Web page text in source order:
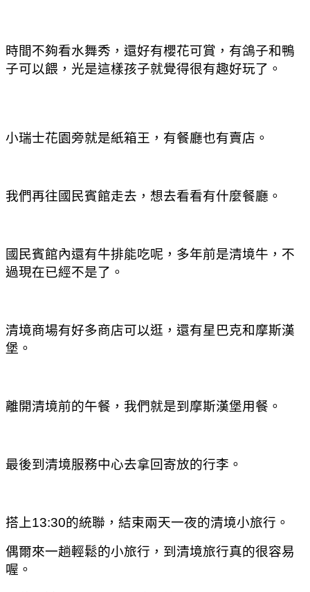
時間不夠看水舞秀 ， 還好有櫻花可賞 ，有鴿子和鴨
子可以餵 ，光是這樣孩子就覺得很有趣好玩了。
小瑞士花園旁就是紙箱王 ，有餐廳也有賣店。
我們再往國民賓館走去 ，想去看看有什麼餐廳。
國民賓館內還有牛排能吃呢 ，多年前是清境牛 ，不
過現在已經不是了。
清境商場有好多商店可以逛 ，還有星巴克和摩斯漢
堡。
離開清境前的午餐 ，我們就是到摩斯漢堡用餐。
最後到清境服務中心去拿回寄放的行李。
搭上13:30的統聯 ，結束兩天一夜的清境小旅行。
偶爾來一趟輕鬆的小旅行 ，到清境旅行真的很容易
喔。